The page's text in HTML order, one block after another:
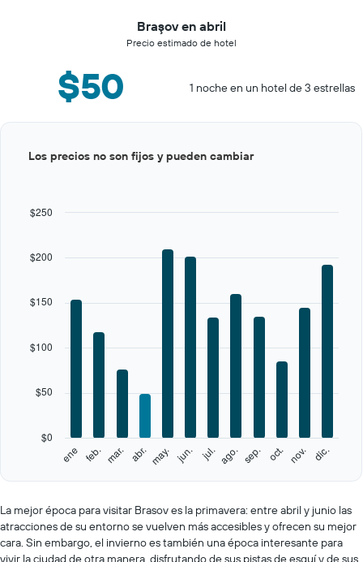
Braşov en abril
Precio estimado de hotel
$50 1 noche en un hotel de 3 estrellas
Range:
categories.
values.
Range:
0
to
graphic.
ene feb. mar. abr. may. jun. jul. ago. sep. oct. nov. dic.
$0
$50
$100
$150
$200
$250
Los precios no son fijos y pueden cambiar
interactive
La mejor época para visitar Brasov es la primavera: entre abril y junio las
atracciones de su entorno se vuelven más accesibles y ofrecen su mejor
cara. Sin embargo, el invierno es también una época interesante para
vivir la ciudad de otra manera, disfrutando de sus pistas de esquí y de sus